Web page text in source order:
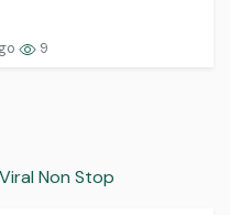
9
Non Stop